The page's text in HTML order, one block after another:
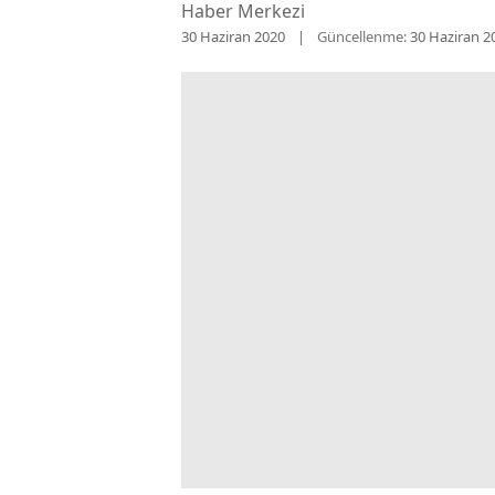
Haber Merkezi
30 Haziran 2020 Güncellenme:30 Haziran